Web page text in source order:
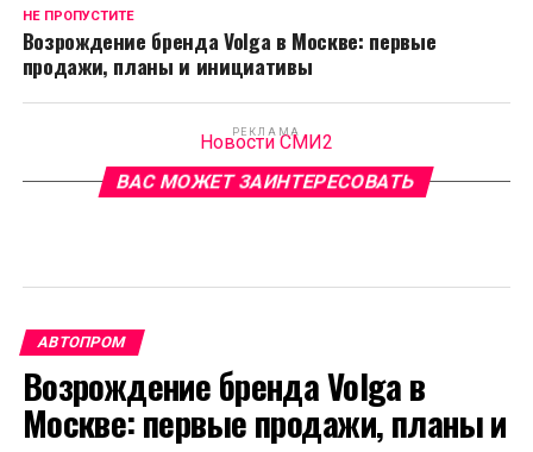
НЕ ПРОПУСТИТЕ
Возрождение бренда Volga в Москве: первые
продажи, планы и инициативы
РЕКЛАМА
Новости СМИ2
ВАС МОЖЕТ ЗАИНТЕРЕСОВАТЬ
АВТОПРОМ
Возрождение бренда Volga в
Москве: первые продажи, планы и